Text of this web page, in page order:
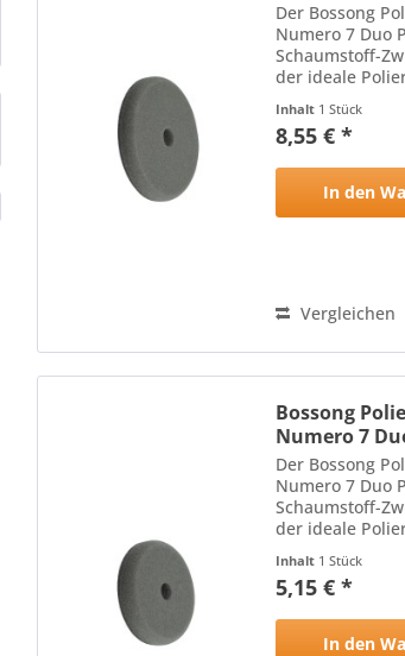
Der Bossong
Numero 7 Duo
Schaumstoff-
der ideale
hitzebeständige
schneidenden
wird durch
Inhalt 1 Stück
8,55 € *
In den
Vergleichen
Bossong
Numero 7
Der Bossong
Numero 7 Duo
Schaumstoff-
der ideale
hitzebeständige
wird durch die...
Inhalt 1 Stück
5,15 € *
In den